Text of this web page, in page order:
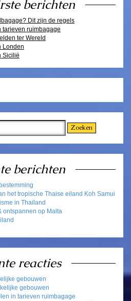
berichten
Dit zijn de regels
tarieven ruimbagage
ter Wereld
Londen
Sicilië
berichten
het tropische Thaise eiland Koh Samui
in Thailand
ontspannen op Malta
reacties
gebouwen
gebouwen
in tarieven ruimbagage